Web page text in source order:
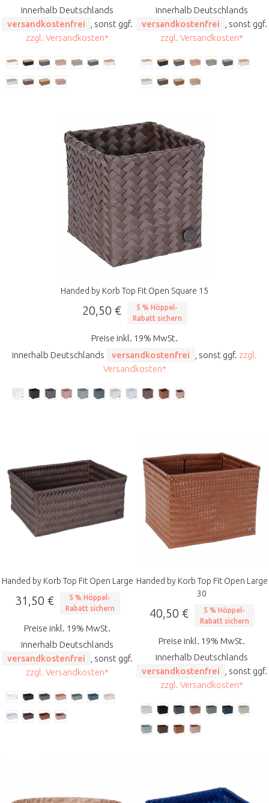
innerhalb Deutschlands
versandkostenfrei
, sonst ggf.
zzgl. Versandkosten*
innerhalb Deutschlands
versandkostenfrei
, sonst ggf.
zzgl. Versandkosten*
Handed by Korb Top Fit Open Square 15
20,50 €
5 % Höppel-
Rabatt sichern
Preise inkl. 19% MwSt.
innerhalb Deutschlands
versandkostenfrei , sonst ggf. zzgl.
Versandkosten*
Handed by Korb Top Fit Open Large
31,50 €
5 % Höppel-
Rabatt sichern
Preise inkl. 19% MwSt.
innerhalb Deutschlands
versandkostenfrei
, sonst ggf.
zzgl. Versandkosten*
Handed by Korb Top Fit Open Large
30
40,50 €
5 % Höppel-
Rabatt sichern
Preise inkl. 19% MwSt.
innerhalb Deutschlands
versandkostenfrei
, sonst ggf.
zzgl. Versandkosten*